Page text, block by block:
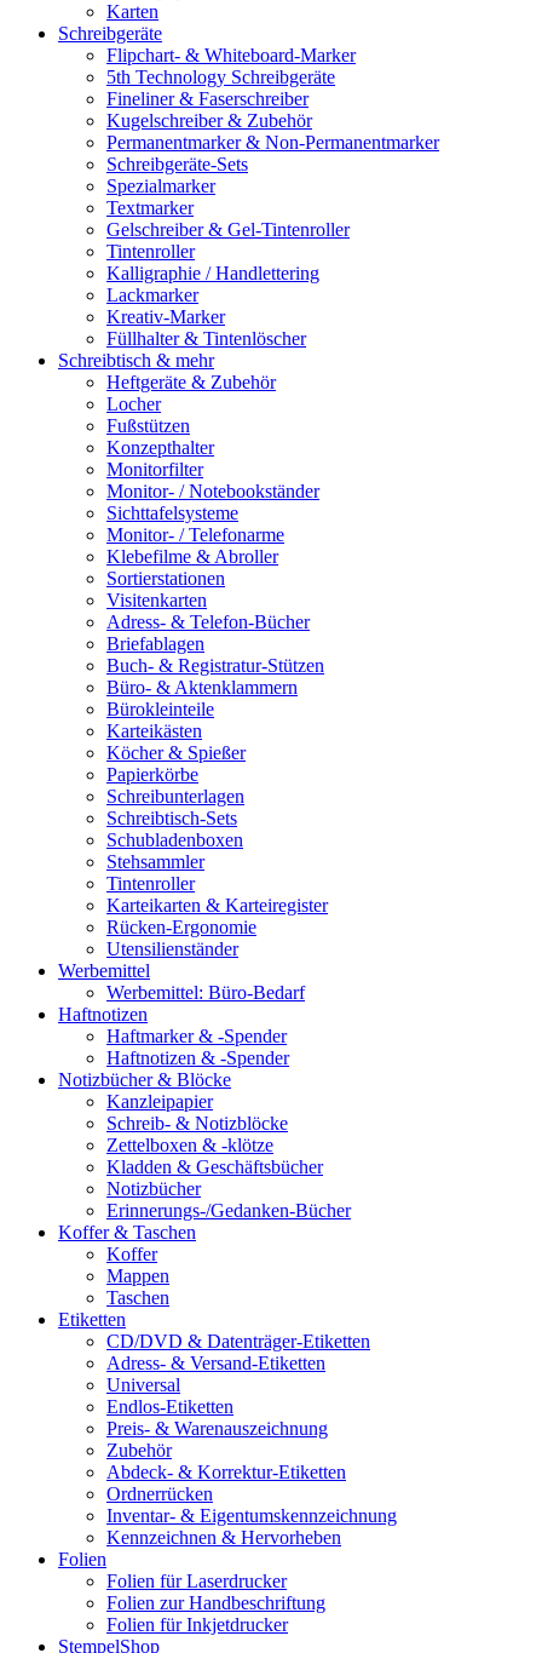
Karten
Schreibgeräte
Flipchart- & Whiteboard-Marker
5th Technology Schreibgeräte
Fineliner & Faserschreiber
Kugelschreiber & Zubehör
Permanentmarker & Non-Permanentmarker
Schreibgeräte-Sets
Spezialmarker
Textmarker
Gelschreiber & Gel-Tintenroller
Tintenroller
Kalligraphie / Handlettering
Lackmarker
Kreativ-Marker
Füllhalter & Tintenlöscher
Schreibtisch & mehr
Heftgeräte & Zubehör
Locher
Fußstützen
Konzepthalter
Monitorfilter
Monitor- / Notebookständer
Sichttafelsysteme
Monitor- / Telefonarme
Klebefilme & Abroller
Sortierstationen
Visitenkarten
Adress- & Telefon-Bücher
Briefablagen
Buch- & Registratur-Stützen
Büro- & Aktenklammern
Bürokleinteile
Karteikästen
Köcher & Spießer
Papierkörbe
Schreibunterlagen
Schreibtisch-Sets
Schubladenboxen
Stehsammler
Tintenroller
Karteikarten & Karteiregister
Rücken-Ergonomie
Utensilienständer
Werbemittel
Werbemittel: Büro-Bedarf
Haftnotizen
Haftmarker & -Spender
Haftnotizen & -Spender
Notizbücher & Blöcke
Kanzleipapier
Schreib- & Notizblöcke
Zettelboxen & -klötze
Kladden & Geschäftsbücher
Notizbücher
Erinnerungs-/Gedanken-Bücher
Koffer & Taschen
Koffer
Mappen
Taschen
Etiketten
CD/DVD & Datenträger-Etiketten
Adress- & Versand-Etiketten
Universal
Endlos-Etiketten
Preis- & Warenauszeichnung
Zubehör
Abdeck- & Korrektur-Etiketten
Ordnerrücken
Inventar- & Eigentumskennzeichnung
Kennzeichnen & Hervorheben
Folien
Folien für Laserdrucker
Folien zur Handbeschriftung
Folien für Inkjetdrucker
StempelShop